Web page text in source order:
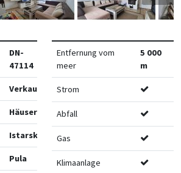
DN-
47114
Verkauf
Häuser
Istarska
Pula
Entfernung vom
meer
5 000
m
Strom
Abfall
Gas
Klimaanlage